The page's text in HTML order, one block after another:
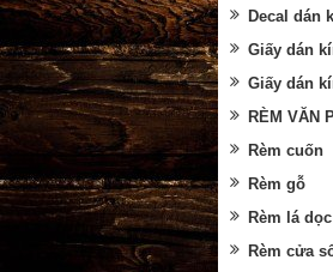
Decal dán
Giấy dán
Giấy dán
RÈM VĂN
Rèm cuốn
Rèm gỗ
Rèm lá dọc
Rèm cửa